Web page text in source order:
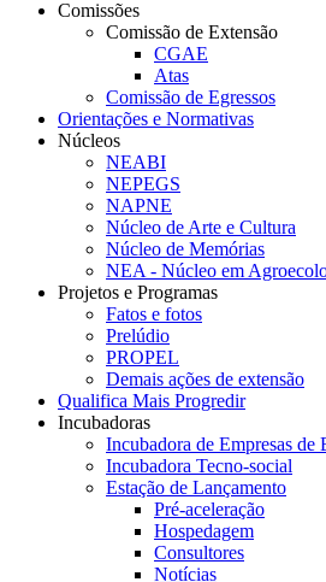
Comissões
Comissão de Extensão
CGAE
Atas
Comissão de Egressos
Orientações e Normativas
Núcleos
NEABI
NEPEGS
NAPNE
Núcleo de Arte e Cultura
Núcleo de Memórias
NEA - Núcleo em
Projetos e Programas
Fatos e fotos
Prelúdio
PROPEL
Demais ações de extensão
Qualifica Mais Progredir
Incubadoras
Incubadora de Empresas de
Incubadora Tecno-social
Estação de Lançamento
Pré-aceleração
Hospedagem
Consultores
Notícias